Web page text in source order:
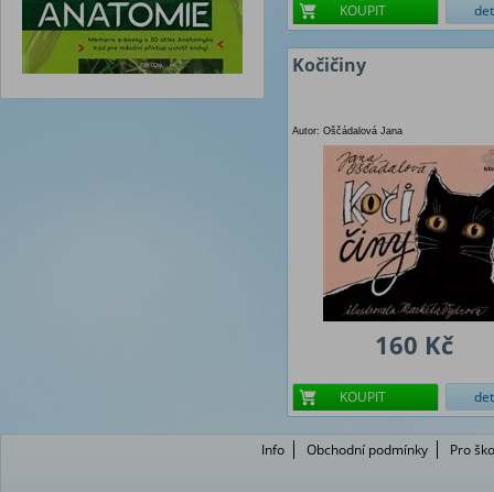
KOUPIT
Kočičiny
Autor: Oščádalová Jana
160 Kč
KOUPIT
Info Obchodní podmínky Pro